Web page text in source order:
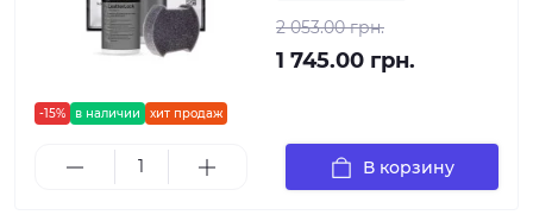
-15% в наличии хит продаж
2 053.00 грн.
1 745.00 грн.
В корзину